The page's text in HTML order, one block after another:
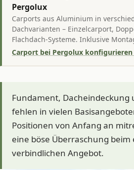
Pergolux
Carports aus Aluminium in
Dachvarianten – Einzelcarport,
Flachdach-Systeme. Inklusive
Carport bei Pergolux
Fundament, Dacheindeckung
fehlen in vielen
Positionen von Anfang an
eine böse Überraschung beim
verbindlichen Angebot.